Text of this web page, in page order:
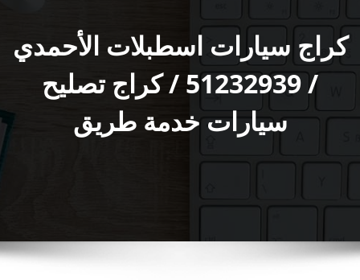
كراج سيارات اسطبلات الأحمدي
/ 51232939‬ / كراج تصليح
سيارات خدمة طريق